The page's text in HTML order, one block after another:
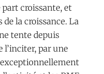
part croissante, et
la croissance. La
tente depuis
l’inciter, par une